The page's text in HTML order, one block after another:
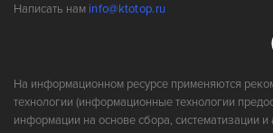
Написать нам info@ktotop.ru
На информационном ресурсе применяются
технологии (информационные технологии
информации на основе сбора, систематизации и